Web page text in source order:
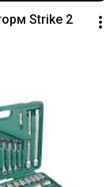
Strike 2